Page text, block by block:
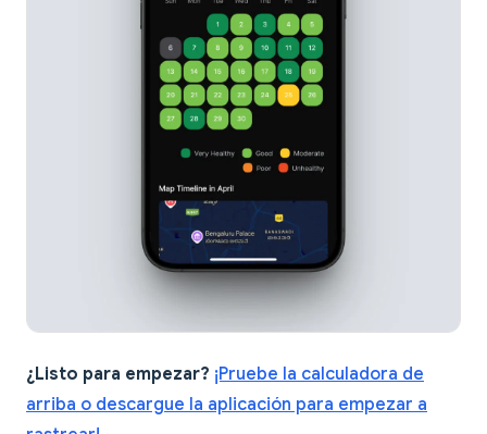
¿Listo para empezar? ¡Pruebe la calculadora de
arriba o descargue la aplicación para empezar a